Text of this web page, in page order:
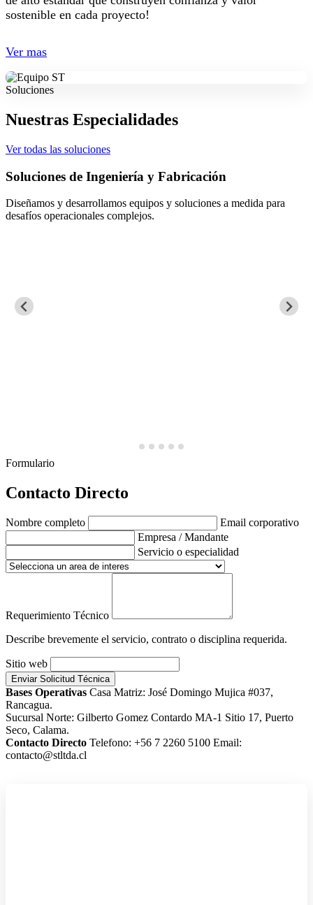
sostenible en cada proyecto!
Ver mas
Soluciones
Nuestras Especialidades
Ver todas las soluciones
Soluciones de Ingeniería y Fabricación
Diseñamos y desarrollamos equipos y soluciones a medida para
desafíos operacionales complejos.
Formulario
Contacto Directo
Nombre completo
Email corporativo
Empresa / Mandante
Servicio o especialidad
Requerimiento Técnico
Describe brevemente el servicio, contrato o disciplina requerida.
Sitio web
Enviar Solicitud Técnica
Bases Operativas Casa Matriz: José Domingo Mujica #037,
Rancagua.
Sucursal Norte: Gilberto Gomez Contardo MA-1 Sitio 17, Puerto
Seco, Calama.
Contacto Directo Telefono: +56 7 2260 5100 Email:
contacto@stltda.cl